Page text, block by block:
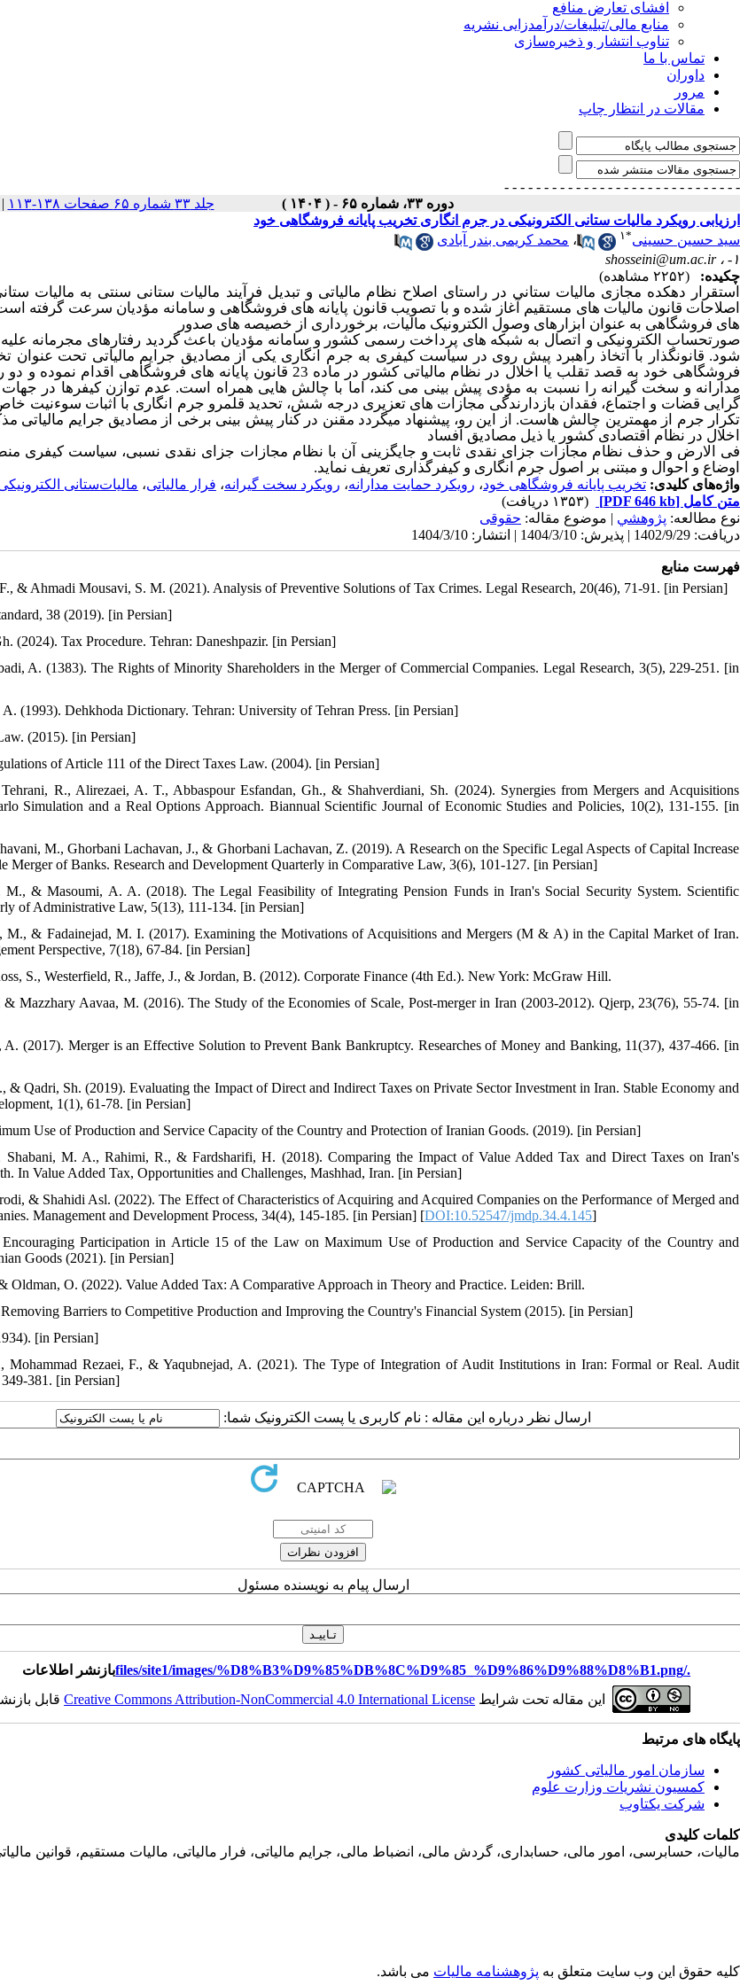
افشای تعارض منافع
منابع مالی/تبلیغات/درآمدزایی نشریه
تناوب انتشار و ذخیره‌سازی
تماس با ما
داوران
مرور
مقالات در انتظار چاپ
- - - - - - - - - - - - - - -
- - - - - - - - - - - - - - -
دوره ۳۳، شماره ۶۵ - ( ۱۴۰۴ )
جلد ۳۳ شماره ۶۵ صفحات ۱۳۸-۱۱۳ |
ارزیابی رویکرد مالیات ستانی الکترونیکی در جرم انگاری تخریب پایانه فروشگاهی خود
سید حسین حسینی*۱ ، محمد کریمی بندر آبادی
۱- ،
shosseini@um.ac.ir
چکیده:
(۲۲۵۲ مشاهده)
استقرار دهکده ­مجازی مالیات ­ستانی در راستای اصلاح نظام مالیاتی و تبدیل فرآیند مالیات ­ستانی ­سنتی به مالیات­
قانون مالیات ­های مستقیم آغاز شده و با تصویب قانون پایانه ­های فروشگاهی و سامانه مؤدیان سرعت گرفته
های فروشگاهی به عنوان ابزارهای وصول الکترونیک مالیات، برخورداری از خصیصه­ های صدور
صورت­حساب الکترونیکی و اتصال به شبکه ­های پرداخت رسمی کشور و سامانه مؤدیان باعث گردید رفتارهای مجرمانه
شود. قانونگذار با اتخاذ راهبرد پیش­ روی در سیاست کیفری به جرم ­انگاری یکی از مصادیق جرایم مالیاتی تحت عنوان
فروشگاهی خود به قصد تقلب یا اخلال در نظام مالیاتی کشور در ماده 23 قانون پایانه­ های فروشگاهی
و سخت ­گیرانه­ را نسبت به مؤدی پیش­ بینی می­ کند، اما با چالش ­هایی همراه است. عدم توازن کیفرها در
گرایی قضات و اجتماع، فقدان بازدارندگی مجازات ­های تعزیری درجه شش، تحدید قلمرو جرم­ انگاری با اثبات سوءنیت خاص
تکرار جرم از مهم­ترین چالش­ هاست. از این ­رو، پیشنهاد می­گردد مقنن در کنار پیش ­بینی برخی از مصادیق جرایم مالیاتی
اخلال در نظام اقتصادی کشور یا ذیل مصادیق افساد
فی ­الارض و حذف نظام مجازات جزای نقدی ثابت و جایگزینی آن با نظام مجازات جزای نقدی نسبی، سیاست کیفری
اوضاع و احوال و مبتنی بر اصول جرم ­انگاری و کیفرگذاری تعریف نماید.
واژه‌های کلیدی: تخریب پایانه فروشگاهی خود، رویکرد حمایت مدارانه، رویکرد سخت گیرانه، فرار مالیاتی، مالیات‌ستانی
متن کامل [PDF 646 kb]
(۱۳۵۳ دریافت)
نوع مطالعه: پژوهشي | موضوع مقاله: حقوقی
دریافت: 1402/9/29 | پذیرش: 1404/3/10 | انتشار: 1404/3/10
فهرست منابع
& Ahmadi Mousavi, S. M. (2021). Analysis of Preventive Solutions of Tax Crimes. Legal Research, 20(46), 71-91. [in Persian]
38 (2019). [in Persian]
(2024). Tax Procedure. Tehran: Daneshpazir. [in Persian]
A. (1383). The Rights of Minority Shareholders in the Merger of Commercial Companies. Legal Research, 3(5), 229-251. [in
(1993). Dehkhoda Dictionary. Tehran: University of Tehran Press. [in Persian]
(2015). [in Persian]
of Article 111 of the Direct Taxes Law. (2004). [in Persian]
R., Alirezaei, A. T., Abbaspour Esfandan, Gh., & Shahverdiani, Sh. (2024). Synergies from Mergers and Acquisitions
Simulation and a Real Options Approach. Biannual Scientific Journal of Economic Studies and Policies, 10(2), 131-155. [in
M., Ghorbani Lachavan, J., & Ghorbani Lachavan, Z. (2019). A Research on the Specific Legal Aspects of Capital Increase
Merger of Banks. Research and Development Quarterly in Comparative Law, 3(6), 101-127. [in Persian]
M., & Masoumi, A. A. (2018). The Legal Feasibility of Integrating Pension Funds in Iran's Social Security System. Scientific
of Administrative Law, 5(13), 111-134.‎ [in Persian]
M., & Fadainejad, M. I. (2017). Examining the Motivations of Acquisitions and Mergers (M & A) in the Capital Market of Iran.
Perspective, 7(18), 67-84. [in Persian]
S., Westerfield, R., Jaffe, J., & Jordan, B. (2012). Corporate Finance (4th Ed.). New York: McGraw Hill.
& Mazzhary Aavaa, M. (2016). The Study of the Economies of Scale, Post-merger in Iran (2003-2012). Qjerp, 23(76), 55-74. [in
A. (2017). Merger is an Effective Solution to Prevent Bank Bankruptcy. Researches of Money and Banking, 11(37), 437-466. [in
& Qadri, Sh. (2019). Evaluating the Impact of Direct and Indirect Taxes on Private Sector Investment in Iran. Stable Economy and
1(1), 61-78. [in Persian]
Use of Production and Service Capacity of the Country and Protection of Iranian Goods. (2019). [in Persian]
Shabani, M. A., Rahimi, R., & Fardsharifi, H. (2018). Comparing the Impact of Value Added Tax and Direct Taxes on Iran's
In Value Added Tax, Opportunities and Challenges, Mashhad, Iran. [in Persian]
& Shahidi Asl. (2022). The Effect of Characteristics of Acquiring and Acquired Companies on the Performance of Merged and
Management and Development Process, 34(4), 145-185. [in Persian] [DOI:10.52547/jmdp.34.4.145]
Encouraging Participation in Article 15 of the Law on Maximum Use of Production and Service Capacity of the Country and
Goods (2021). [in Persian]
Oldman, O. (2022). Value Added Tax: A Comparative Approach in Theory and Practice. Leiden: Brill.
Barriers to Competitive Production and Improving the Country's Financial System (2015). [in Persian]
[in Persian]
Mohammad Rezaei, F., & Yaqubnejad, A. (2021). The Type of Integration of Audit Institutions in Iran: Formal or Real. Audit
381. [in Persian]
ارسال نظر درباره این مقاله : نام کاربری یا پست الکترونیک شما:
ارسال پیام به نویسنده مسئول
./files/site1/images/%D8%B3%D9%85%DB%8C%D9%85_%D9%86%D9%88%D8%B1.png
بازنشر اطلاعات
این مقاله تحت شرایط Creative Commons Attribution-NonCommercial 4.0 International Licenseقابل
پایگاه های مرتبط
سازمان امور مالياتی کشور
کمسیون نشریات وزارت علوم
شرکت یکتاوب
کلمات کلیدی
ماليات، حسابرسی، امور مالی، حسابداری، گردش مالی، انضباط مالی، جرايم مالياتی، فرار مالياتی، ماليات مستقيم، قوانين
کلیه حقوق این وب سایت متعلق به پژوهشنامه مالیات می باشد.